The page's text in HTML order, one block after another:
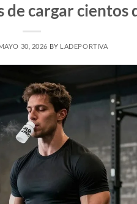
cargar cientos
30, 2026 BY LADEPORTIVA